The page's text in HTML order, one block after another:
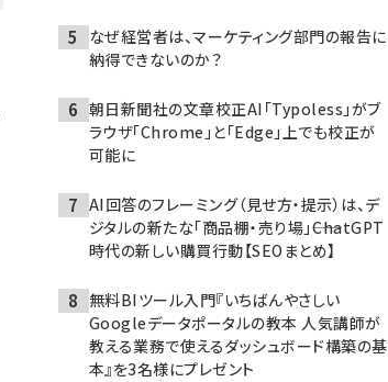
なぜ経営者は、マーケティング部門の報告に
納得できないのか？
朝日新聞社の文章校正AI「Typoless」がブ
ラウザ「Chrome」と「Edge」上でも校正が
可能に
AI回答のフレーミング（見せ方・提示）は、デ
ジタルの新たな「商品棚・売り場」――ChatGPT
時代の新しい購買行動【SEOまとめ】
無料BIツール入門『いちばんやさしい
Googleデータポータルの教本 人気講師が
教える業務で使えるダッシュボード構築の基
本』を3名様にプレゼント